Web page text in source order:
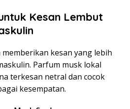
Kesan Lembut
kesan yang lebih
Parfum musk lokal
terkesan netral dan cocok
kesempatan.